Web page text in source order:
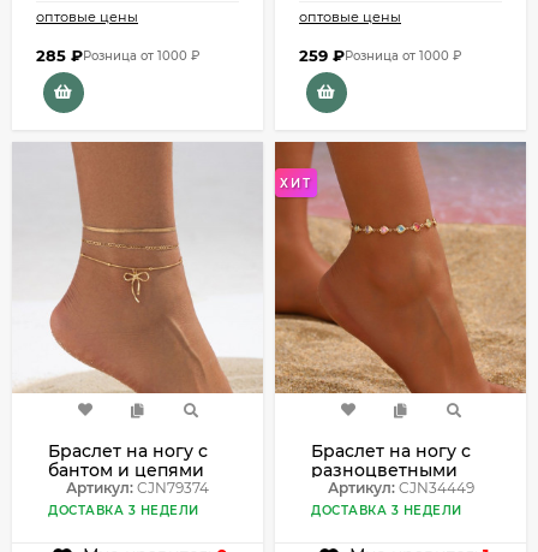
оптовые цены
285 ₽Розница от 1000 ₽
оптовые цены
259 ₽Розница от 1000 ₽
Браслет на ногу с
бантом и цепями
CJN79374
Артикул: CJN79374
ДОСТАВКА 3 НЕДЕЛИ
ХИТ
Браслет на ногу с
разноцветными
кристаллами-
цветами CJN34449
Артикул:CJN34449
ДОСТАВКА 3 НЕДЕЛИ